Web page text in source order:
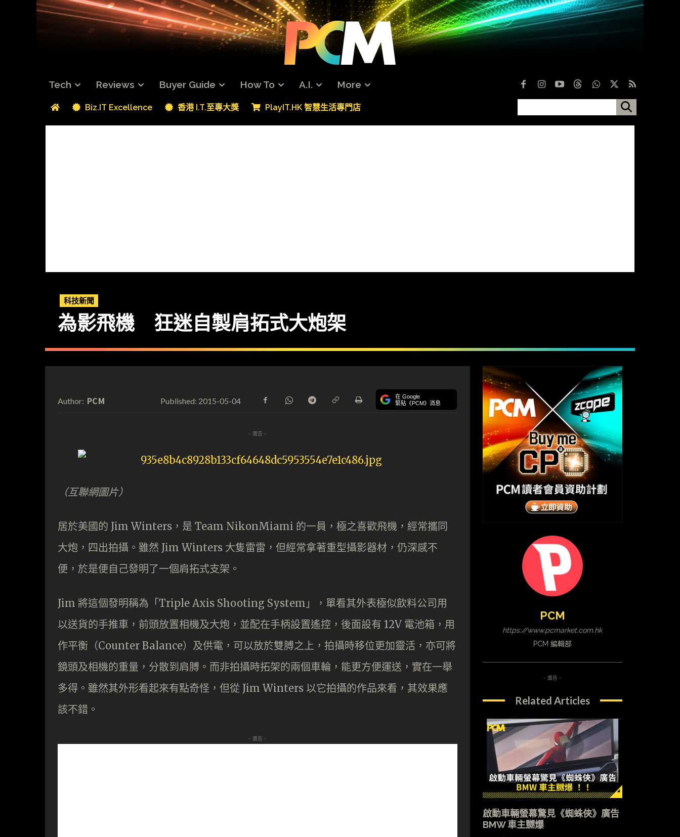
Tech Reviews Buyer Guide How To A.I. More
Biz.IT Excellence 香港 I.T.至專大獎 PlayIT.HK 智慧生活專門店
科技新聞
為影飛機 狂迷自製肩拓式大炮架
Author: PCM Published: 2015-05-04 在 Google
緊貼《PCM》消息
- 廣告 -
（互聯網圖片）
居於美國的 Jim Winters，是 Team NikonMiami 的一員，極之喜歡飛機，經常攜同
大炮，四出拍攝。雖然 Jim Winters 大隻雷雷，但經常拿著重型攝影器材，仍深感不
便，於是便自己發明了一個肩拓式支架。
Jim 將這個發明稱為「Triple Axis Shooting System」，單看其外表極似飲料公司用
以送貨的手推車，前頭放置相機及大炮，並配在手柄設置遙控，後面設有 12V 電池箱，用
作平衡（Counter Balance）及供電，可以放於雙膊之上，拍攝時移位更加靈活，亦可將
鏡頭及相機的重量，分散到肩膊。而非拍攝時拓架的兩個車輪，能更方便運送，實在一舉
多得。雖然其外形看起來有點奇怪，但從 Jim Winters 以它拍攝的作品來看，其效果應
該不錯。
- 廣告 -
PCM
https://www.pcmarket.com.hk
PCM 編輯部
- 廣告 -
Related Articles
啟動車輛螢幕驚見《蜘蛛俠》廣告
BMW 車主嬲爆